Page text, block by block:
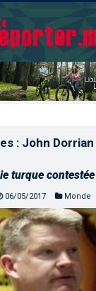
: John Dorrian
turque contestée
06/05/2017 Monde